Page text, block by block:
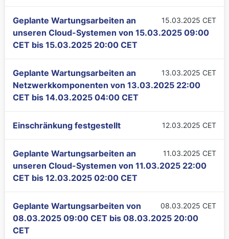
15.03.2025 CET
Geplante Wartungsarbeiten an
unseren Cloud-Systemen von 15.03.2025 09:00
CET bis 15.03.2025 20:00 CET
13.03.2025 CET
Geplante Wartungsarbeiten an
Netzwerkkomponenten von 13.03.2025 22:00
CET bis 14.03.2025 04:00 CET
12.03.2025 CET
Einschränkung festgestellt
11.03.2025 CET
Geplante Wartungsarbeiten an
unseren Cloud-Systemen von 11.03.2025 22:00
CET bis 12.03.2025 02:00 CET
08.03.2025 CET
Geplante Wartungsarbeiten von
08.03.2025 09:00 CET bis 08.03.2025 20:00
CET